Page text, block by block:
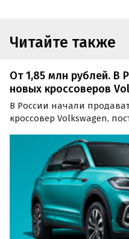
Читайте также
От 1,85 млн рублей. В
новых кроссоверов
В России начали
кроссовер Volkswagen,
Volkswagen Tacqua с
который на одном из
стартуют от 1…